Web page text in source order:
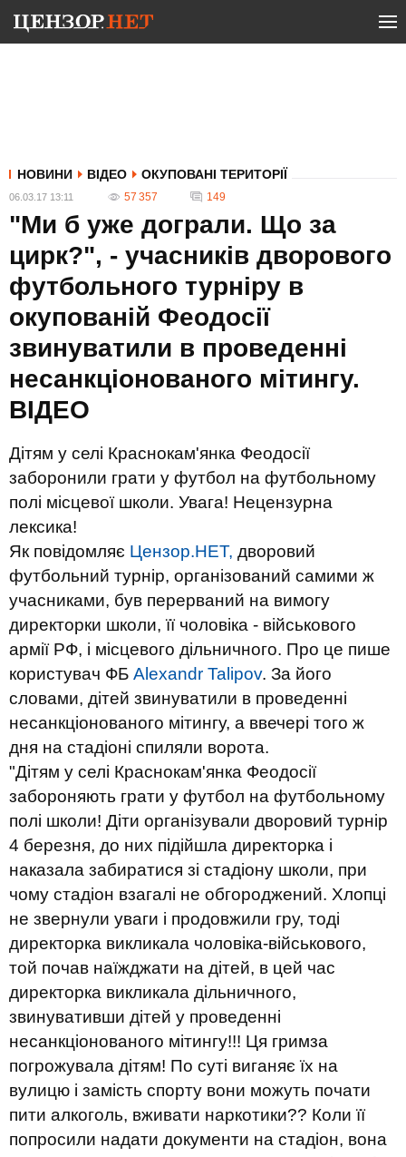
НОВИНИ ВІДЕО ОКУПОВАНІ ТЕРИТОРІЇ
06.03.17 13:11 57 357 149
"Ми б уже дограли. Що за
цирк?", - учасників дворового
футбольного турніру в
окупованій Феодосії
звинуватили в проведенні
несанкціонованого мітингу.
ВIДЕО
Дітям у селі Краснокам'янка Феодосії
заборонили грати у футбол на футбольному
полі місцевої школи. Увага! Нецензурна
лексика!
Як повідомляє Цензор.НЕТ, дворовий
футбольний турнір, організований самими ж
учасниками, був перерваний на вимогу
директорки школи, її чоловіка - військового
армії РФ, і місцевого дільничного. Про це пише
користувач ФБ Alexandr Talipov. За його
словами, дітей звинуватили в проведенні
несанкціонованого мітингу, а ввечері того ж
дня на стадіоні спиляли ворота.
"Дітям у селі Краснокам'янка Феодосії
забороняють грати у футбол на футбольному
полі школи! Діти організували дворовий турнір
4 березня, до них підійшла директорка і
наказала забиратися зі стадіону школи, при
чому стадіон взагалі не обгороджений. Хлопці
не звернули уваги і продовжили гру, тоді
директорка викликала чоловіка-військового,
той почав наїжджати на дітей, в цей час
директорка викликала дільничного,
звинувативши дітей у проведенні
несанкціонованого мітингу!!! Ця гримза
погрожувала дітям! По суті виганяє їх на
вулицю і замість спорту вони можуть почати
пити алкоголь, вживати наркотики?? Коли її
попросили надати документи на стадіон, вона